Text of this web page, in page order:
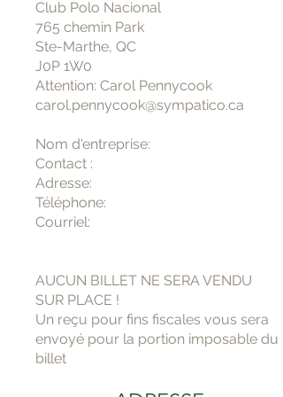
Club Polo Nacional
765 chemin Park
Ste-Marthe, QC
J0P 1W0
Attention: Carol Pennycook
carol.pennycook@sympatico.ca
Nom d'entreprise:
Contact :
Adresse:
Téléphone:
Courriel:
AUCUN BILLET NE SERA VENDU
SUR PLACE !
Un reçu pour fins fiscales vous sera
envoyé pour la portion imposable du
billet